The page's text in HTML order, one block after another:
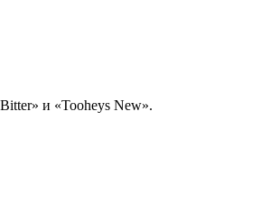
и «Tooheys New».